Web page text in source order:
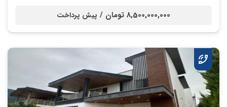
8,500,000,000 تومان / پیش پرداخت